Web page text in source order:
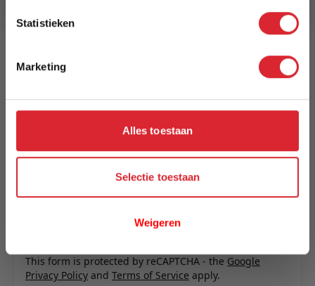
Statistieken
Marketing
Alles toestaan
Selectie toestaan
Weigeren
U plaatst een review over:
Uw naam
Review
This form is protected by reCAPTCHA - the Google
Privacy Policy and Terms of Service apply.